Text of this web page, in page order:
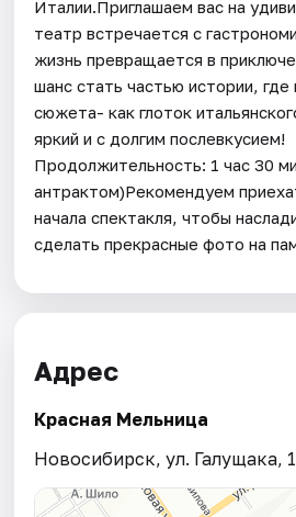
Италии.Приглашаем вас на
театр встречается с
жизнь превращается в
шанс стать частью истории,
сюжета- как глоток
яркий и с долгим послевкусием!
Продолжительность: 1 час 30
антрактом)Рекомендуем
начала спектакля, чтобы
сделать прекрасные фото на
Адрес
Красная Мельница
Новосибирск, ул. Галущака,